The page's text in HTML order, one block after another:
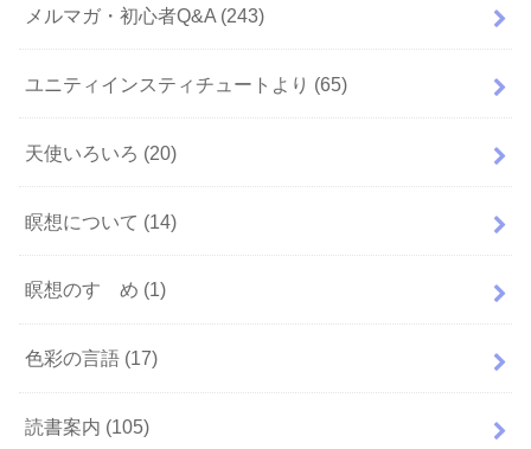
メルマガ・初心者Q&A (243)
ユニティインスティチュートより (65)
天使いろいろ (20)
瞑想について (14)
瞑想のすゝめ (1)
色彩の言語 (17)
読書案内 (105)